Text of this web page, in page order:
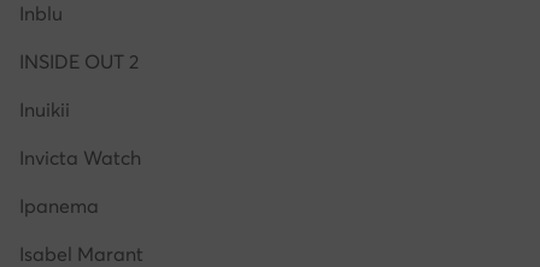
Inblu
INSIDE OUT 2
Inuikii
Invicta Watch
Ipanema
Isabel Marant